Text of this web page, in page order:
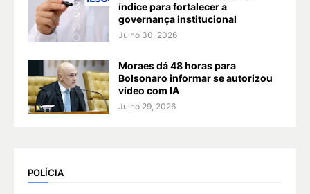
índice para fortalecer a
governança institucional
Julho 30, 2026
Moraes dá 48 horas para
Bolsonaro informar se autorizou
vídeo com IA
Julho 29, 2026
POLÍCIA